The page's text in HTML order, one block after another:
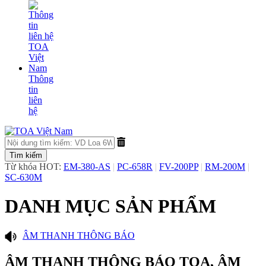
Thông
tin
liên
hệ
Từ khóa HOT: EM-380-AS | PC-658R | FV-200PP | RM-200M |
SC-630M
DANH MỤC SẢN PHẨM
​ÂM THANH THÔNG BÁO
ÂM THANH THÔNG BÁO TOA, ÂM